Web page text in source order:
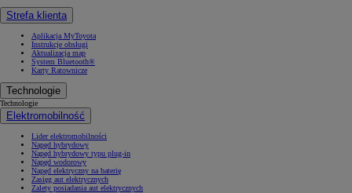
Strefa klienta
Aplikacja MyToyota
Instrukcje obsługi
Aktualizacja map
System Bluetooth®
Karty Ratownicze
Technologie
Technologie
Elektromobilność
Lider elektromobilności
Napęd hybrydowy
Napęd hybrydowy typu plug-in
Napęd wodorowy
Napęd elektryczny na baterię
Zasięg aut elektrycznych
Zalety posiadania aut elektrycznych